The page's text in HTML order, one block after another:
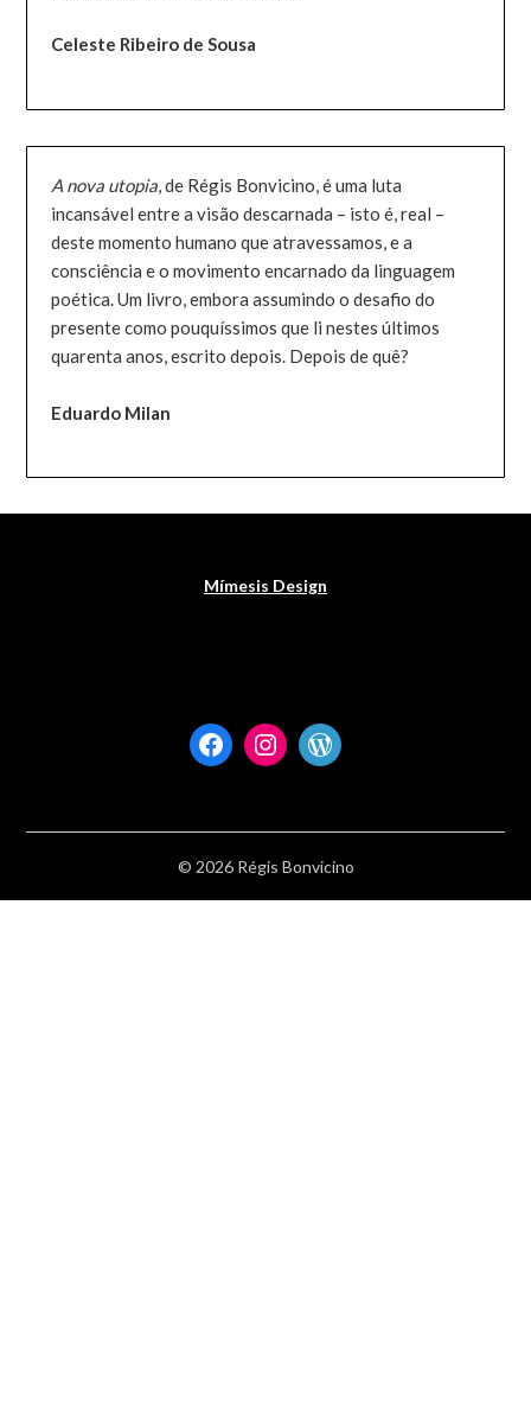
Celeste Ribeiro de Sousa
A nova utopia, de Régis Bonvicino, é uma luta
incansável entre a visão descarnada – isto é, real –
deste momento humano que atravessamos, e a
consciência e o movimento encarnado da linguagem
poética. Um livro, embora assumindo o desafio do
presente como pouquíssimos que li nestes últimos
quarenta anos, escrito depois. Depois de quê?
Eduardo Milan
Mímesis Design
Facebook
InstagramWordPress
© 2026 Régis Bonvicino